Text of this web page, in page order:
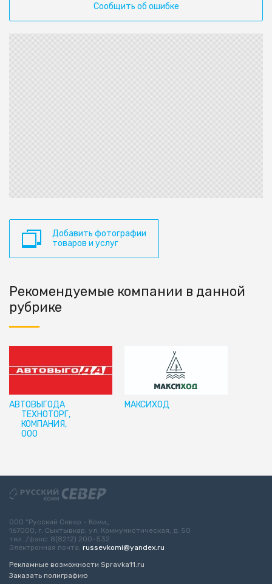
Сообщить об ошибке
Добавить фотографии
товаров и услуг
Рекомендуемые компании в данной
рубрике
АВТОВЫГОДА
МАКСИХОД
ТЕХНОТОРГ,
КОМПАНИЯ,
ООО
ООО “Русский Север - Коми„
167000, г. Сыктывкар, ул. Коммунистическая, д. 50
тел. /факс: 8(8212) 200-532
Электронная почта: russevkomi@yandex.ru
Рекламные возможности Spravka11.ru
Заказать полиграфию